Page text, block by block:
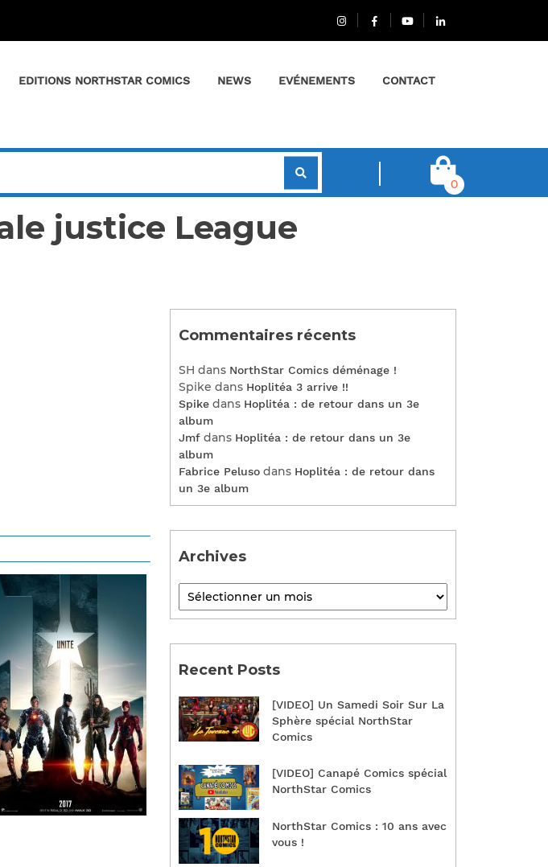
EDITIONS NORTHSTAR COMICS NEWS EVÉNEMENTS CONTACT
0
justice League
Commentaires récents
SH dans NorthStar Comics déménage !
Spike dans Hoplitéa 3 arrive !!
Spike dans Hoplitéa : de retour dans un 3e
album
Jmf dans Hoplitéa : de retour dans un 3e
album
Fabrice Peluso dans Hoplitéa : de retour dans
un 3e album
Archives
Recent Posts
[VIDEO] Un Samedi Soir Sur La
Sphère spécial NorthStar
Comics
[VIDEO] Canapé Comics spécial
NorthStar Comics
NorthStar Comics : 10 ans avec
vous !